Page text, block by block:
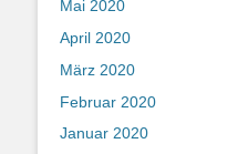
Mai 2020
April 2020
März 2020
Februar 2020
Januar 2020